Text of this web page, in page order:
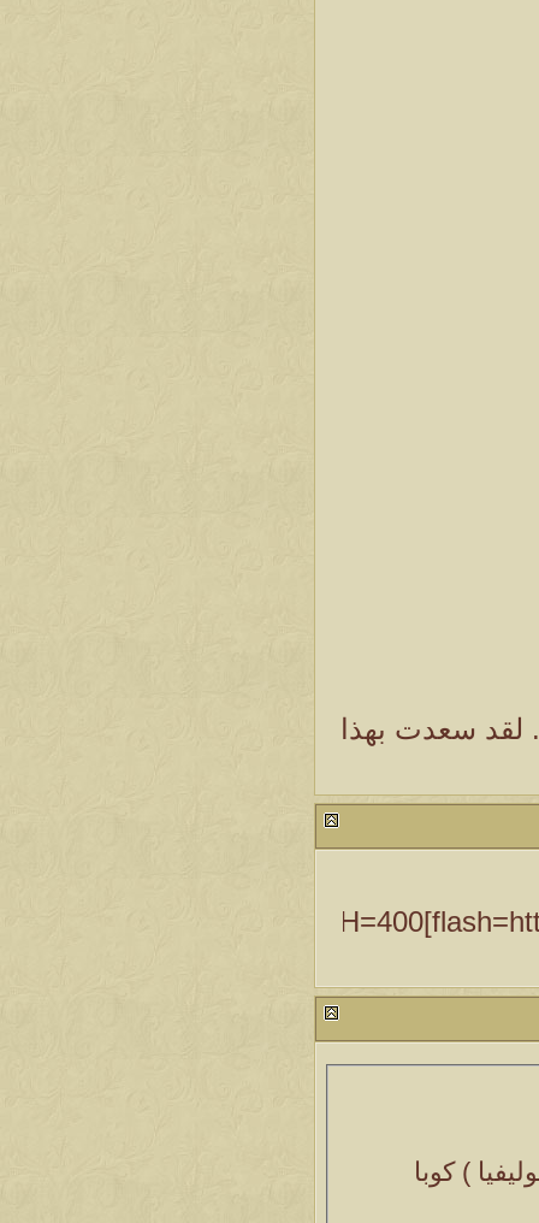
لقد سعدت بهذا
[flash=http://dc05.arabsh.com/i/01974/7twgd29y7g9l.swf]WIDTH=400
) كوبا